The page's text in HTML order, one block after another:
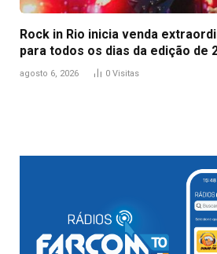
Rock in Rio inicia venda
para todos os dias da edição de
agosto 6, 2026 0 Visitas